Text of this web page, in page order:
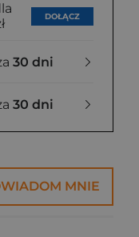
DOŁĄCZ
30 dni
30 dni
MNIE